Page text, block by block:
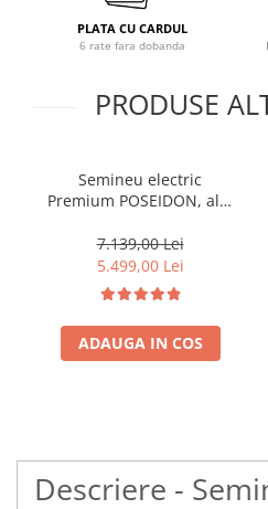
PLATA CU CARDUL
6 rate fara dobanda
PRODUSE
Semineu electric
Premium POSEIDON, alb,
:700*2000*330 mm, efect
3D, telecomanda
7.139,00 Lei
5.499,00 Lei
ADAUGA IN COS
Descriere -